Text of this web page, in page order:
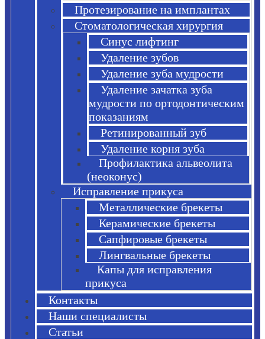
Протезирование на имплантах
Стоматологическая хирургия
Синус лифтинг
Удаление зубов
Удаление зуба мудрости
Удаление зачатка зуба
мудрости по ортодонтическим
показаниям
Ретинированный зуб
Удаление корня зуба
Профилактика альвеолита
(неоконус)
Исправление прикуса
Металлические брекеты
Керамические брекеты
Сапфировые брекеты
Лингвальные брекеты
Капы для исправления
прикуса
Контакты
Наши специалисты
Статьи